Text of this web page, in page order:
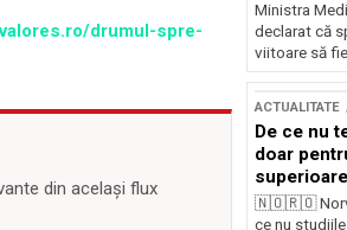
drumul-spre-
din același flux
Ministra
declarat că
viitoare să
ACTUALITATE
De ce nu
doar
🇳🇴🇷🇴
ce nu